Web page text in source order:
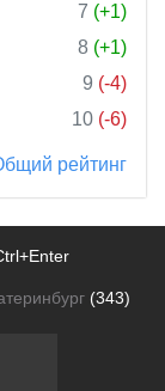
7 (+1)
8 (+1)
9 (-4)
10 (-6)
рейтинг
(343)